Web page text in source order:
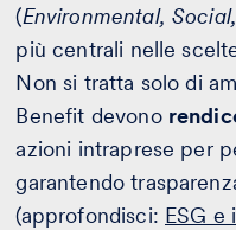
(Environmental,
più centrali nelle
Non si tratta solo di
Benefit devono
azioni intraprese per
garantendo
(approfondisci: ESG e